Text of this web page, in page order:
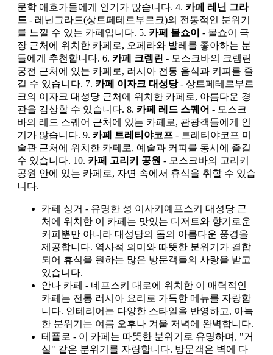
문학 애호가들에게 인기가 많습니다. 4. 카페 레닌 그라
드 - 레닌그라드(상트페테르부르크)의 전통적인 분위기
를 느낄 수 있는 카페입니다. 5. 카페 볼쇼이 - 볼쇼이 극
장 근처에 위치한 카페로, 오페라와 발레를 좋아하는 분
들에게 추천합니다. 6. 카페 크렘린 - 모스크바의 크렘린
궁전 근처에 있는 카페로, 러시아 전통 음식과 커피를 즐
길 수 있습니다. 7. 카페 이자크 대성당- 상트페테르부르
크의 이자크 대성당 근처에 위치한 카페로, 아름다운 경
관을 감상할 수 있습니다. 8. 카페 레드 스퀘어 - 모스크
바의 레드 스퀘어 근처에 있는 카페로, 관광객들에게 인
기가 많습니다. 9. 카페 트레티야코프 - 트레티야코프 미
술관 근처에 위치한 카페로, 예술과 커피를 동시에 즐길
수 있습니다. 10. 카페 고리키 공원 - 모스크바의 고리키
공원 안에 있는 카페로, 자연 속에서 휴식을 취할 수 있습
니다.
카페 싱거 - 유명한 성 이사키예프스키 대성당 근
처에 위치한 이 카페는 맛있는 디저트와 향기로운
커피뿐만 아니라 대성당의 돔의 아름다운 풍경을
제공합니다. 역사적 의미와 따뜻한 분위기가 결합
되어 휴식을 원하는 많은 방문객들의 사랑을 받고
있습니다.
안나 카페 - 네프스키 대로에 위치한 이 매력적인
카페는 전통 러시아 요리로 가득한 메뉴를 자랑합
니다. 인테리어는 다양한 스타일을 반영하고, 아늑
한 분위기는 여름 오후나 겨울 저녁에 완벽합니다.
테플로 - 이 카페는 따뜻한 분위기로 유명하며, "거
실" 같은 분위기를 자랑합니다. 방문객은 벽에 다